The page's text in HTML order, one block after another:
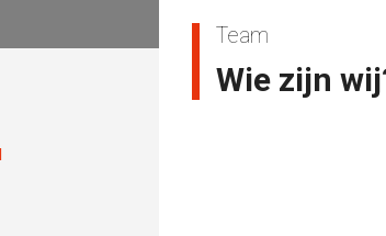
Team
Wie zijn